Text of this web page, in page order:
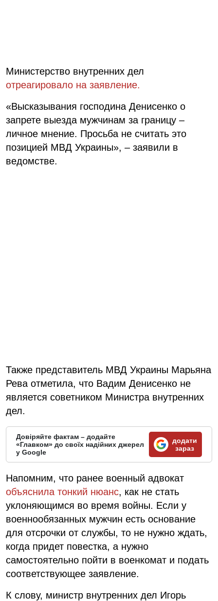
Министерство внутренних дел
отреагировало на заявление.
«Высказывания господина Денисенко о
запрете выезда мужчинам за границу –
личное мнение. Просьба не считать это
позицией МВД Украины», – заявили в
ведомстве.
Также представитель МВД Украины Марьяна
Рева отметила, что Вадим Денисенко не
является советником Министра внутренних
дел.
Довіряйте фактам – додайте
«Главком» до своїх надійних джерел
у Google
додати
зараз
Напомним, что ранее военный адвокат
объяснила тонкий нюанс, как не стать
уклоняющимся во время войны. Если у
военнообязанных мужчин есть основание
для отсрочки от службы, то не нужно ждать,
когда придет повестка, а нужно
самостоятельно пойти в военкомат и подать
соответствующее заявление.
К слову, министр внутренних дел Игорь